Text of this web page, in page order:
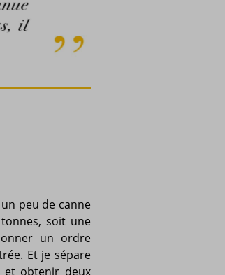
peu de canne
soit une
un ordre
Et je sépare
et obtenir deux